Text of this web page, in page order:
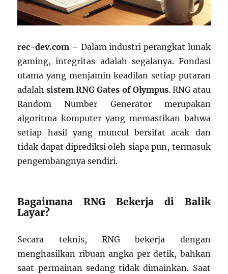
rec-dev.com – Dalam industri perangkat lunak
gaming, integritas adalah segalanya. Fondasi
utama yang menjamin keadilan setiap putaran
adalahsistem RNG Gates of Olympus. RNG atau
Random Number Generator merupakan
algoritma komputer yang memastikan bahwa
setiap hasil yang muncul bersifat acak dan
tidak dapat diprediksi oleh siapa pun, termasuk
pengembangnya sendiri.
Bagaimana RNG Bekerja di Balik
Layar?
Secara teknis, RNG bekerja dengan
menghasilkan ribuan angka per detik, bahkan
saat permainan sedang tidak dimainkan. Saat